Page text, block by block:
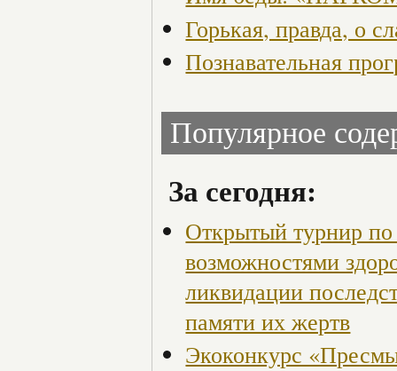
Горькая, правда, о
Познавательная
Популярное
За сегодня:
Открытый турнир
возможностями
ликвидации
памяти их жертв
Экоконкурс